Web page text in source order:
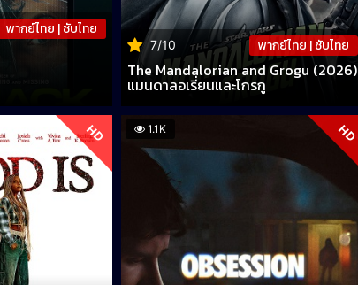
พากย์ไทย | ซับไทย
7/10 พากย์ไทย | ซับไทย
The Mandalorian and Grogu (2026)
แมนดาลอเรี่ยนและโกรกู
HD 1.1K HD